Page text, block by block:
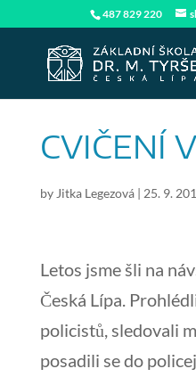
487 829 220
CVIČENÍ
by Jitka Legezová| 25. 9.
Letos jsme šli na
Česká Lípa.
policistů, sledovali
posadili se do